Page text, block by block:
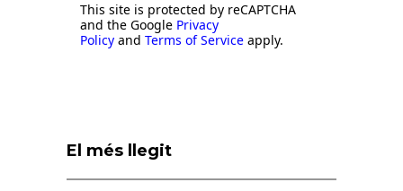
This site is protected by reCAPTCHA
and the Google Privacy
Policy and Terms of Service apply.
El més llegit